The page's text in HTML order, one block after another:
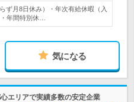
ず月8日休み）・年次有給休暇（入
年間特別休…
気になる
エリアで実績多数の安定企業